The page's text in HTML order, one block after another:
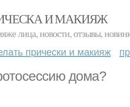
И МАКИЯЖ
лица, новости, отзывы,
прически и макияж
дома?